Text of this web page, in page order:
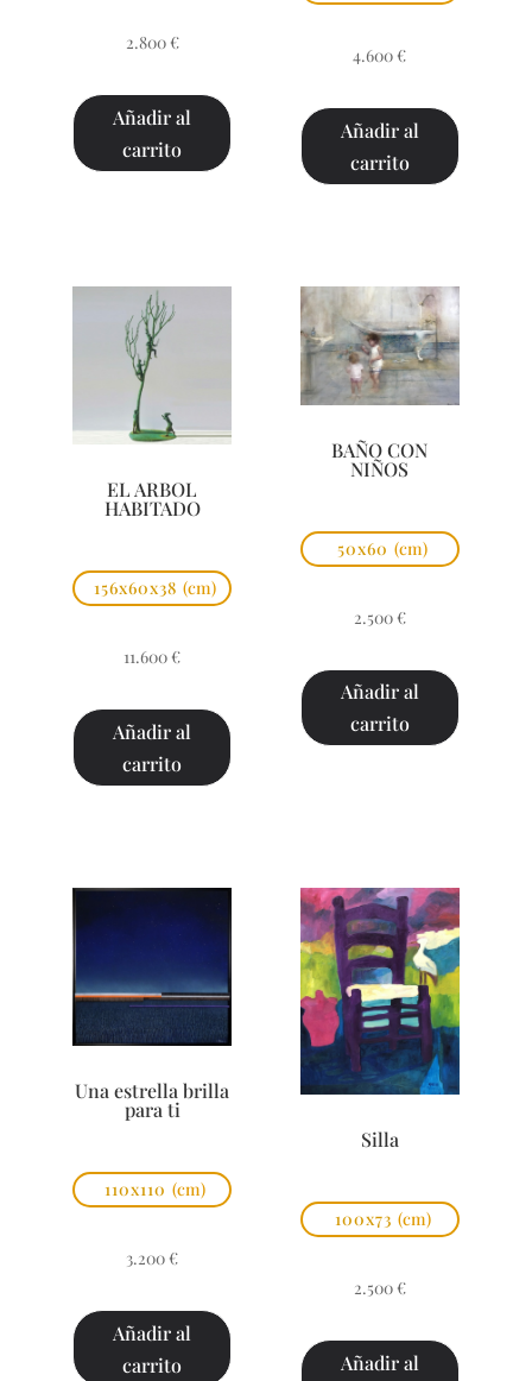
2.800 €
Añadir al
carrito
4.600 €
Añadir al
carrito
EL ARBOL
HABITADO
156x60x38 (cm)
11.600 €
Añadir al
carrito
BAÑO CON
NIÑOS
50x60 (cm)
2.500 €
Añadir al
carrito
Una estrella brilla
para ti
110x110 (cm)
3.200 €
Añadir al
carrito
Silla
100x73 (cm)
2.500 €
Añadir al